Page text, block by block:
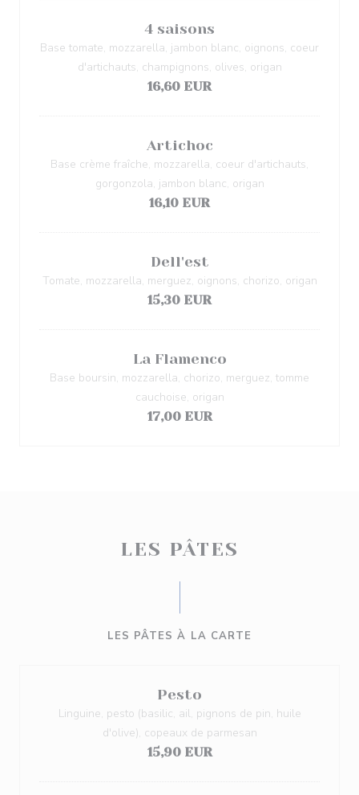
4 saisons
Base tomate, mozzarella, jambon blanc, oignons, coeur
d'artichauts, champignons, olives, origan
16,60 EUR
Artichoc
Base crème fraîche, mozzarella, coeur d'artichauts,
gorgonzola, jambon blanc, origan
16,10 EUR
Dell'est
Tomate, mozzarella, merguez, oignons, chorizo, origan
15,30 EUR
La Flamenco
Base boursin, mozzarella, chorizo, merguez, tomme
cauchoise, origan
17,00 EUR
LES PÂTES
LES PÂTES À LA CARTE
Pesto
Linguine, pesto (basilic, ail, pignons de pin, huile
d'olive), copeaux de parmesan
15,90 EUR